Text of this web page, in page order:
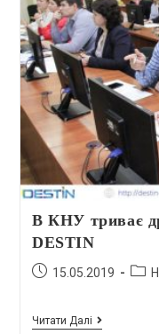
В КНУ триває
DESTIN
15.05.2019
Читати Далі